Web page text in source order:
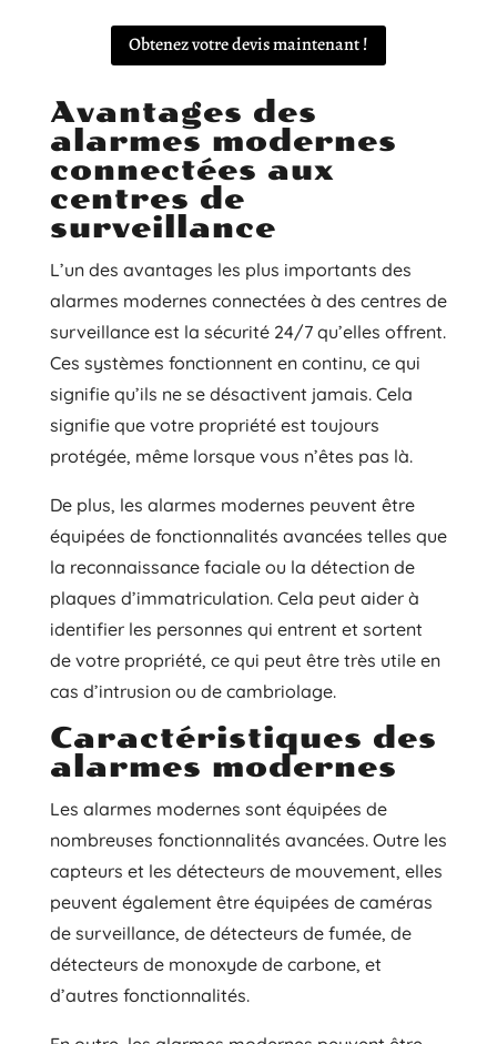
Obtenez votre devis maintenant !
Avantages des
alarmes modernes
connectées aux
centres de
surveillance
L’un des avantages les plus importants des
alarmes modernes connectées à des centres de
surveillance est la sécurité 24/7 qu’elles offrent.
Ces systèmes fonctionnent en continu, ce qui
signifie qu’ils ne se désactivent jamais. Cela
signifie que votre propriété est toujours
protégée, même lorsque vous n’êtes pas là.
De plus, les alarmes modernes peuvent être
équipées de fonctionnalités avancées telles que
la reconnaissance faciale ou la détection de
plaques d’immatriculation. Cela peut aider à
identifier les personnes qui entrent et sortent
de votre propriété, ce qui peut être très utile en
cas d’intrusion ou de cambriolage.
Caractéristiques des
alarmes modernes
Les alarmes modernes sont équipées de
nombreuses fonctionnalités avancées. Outre les
capteurs et les détecteurs de mouvement, elles
peuvent également être équipées de caméras
de surveillance, de détecteurs de fumée, de
détecteurs de monoxyde de carbone, et
d’autres fonctionnalités.